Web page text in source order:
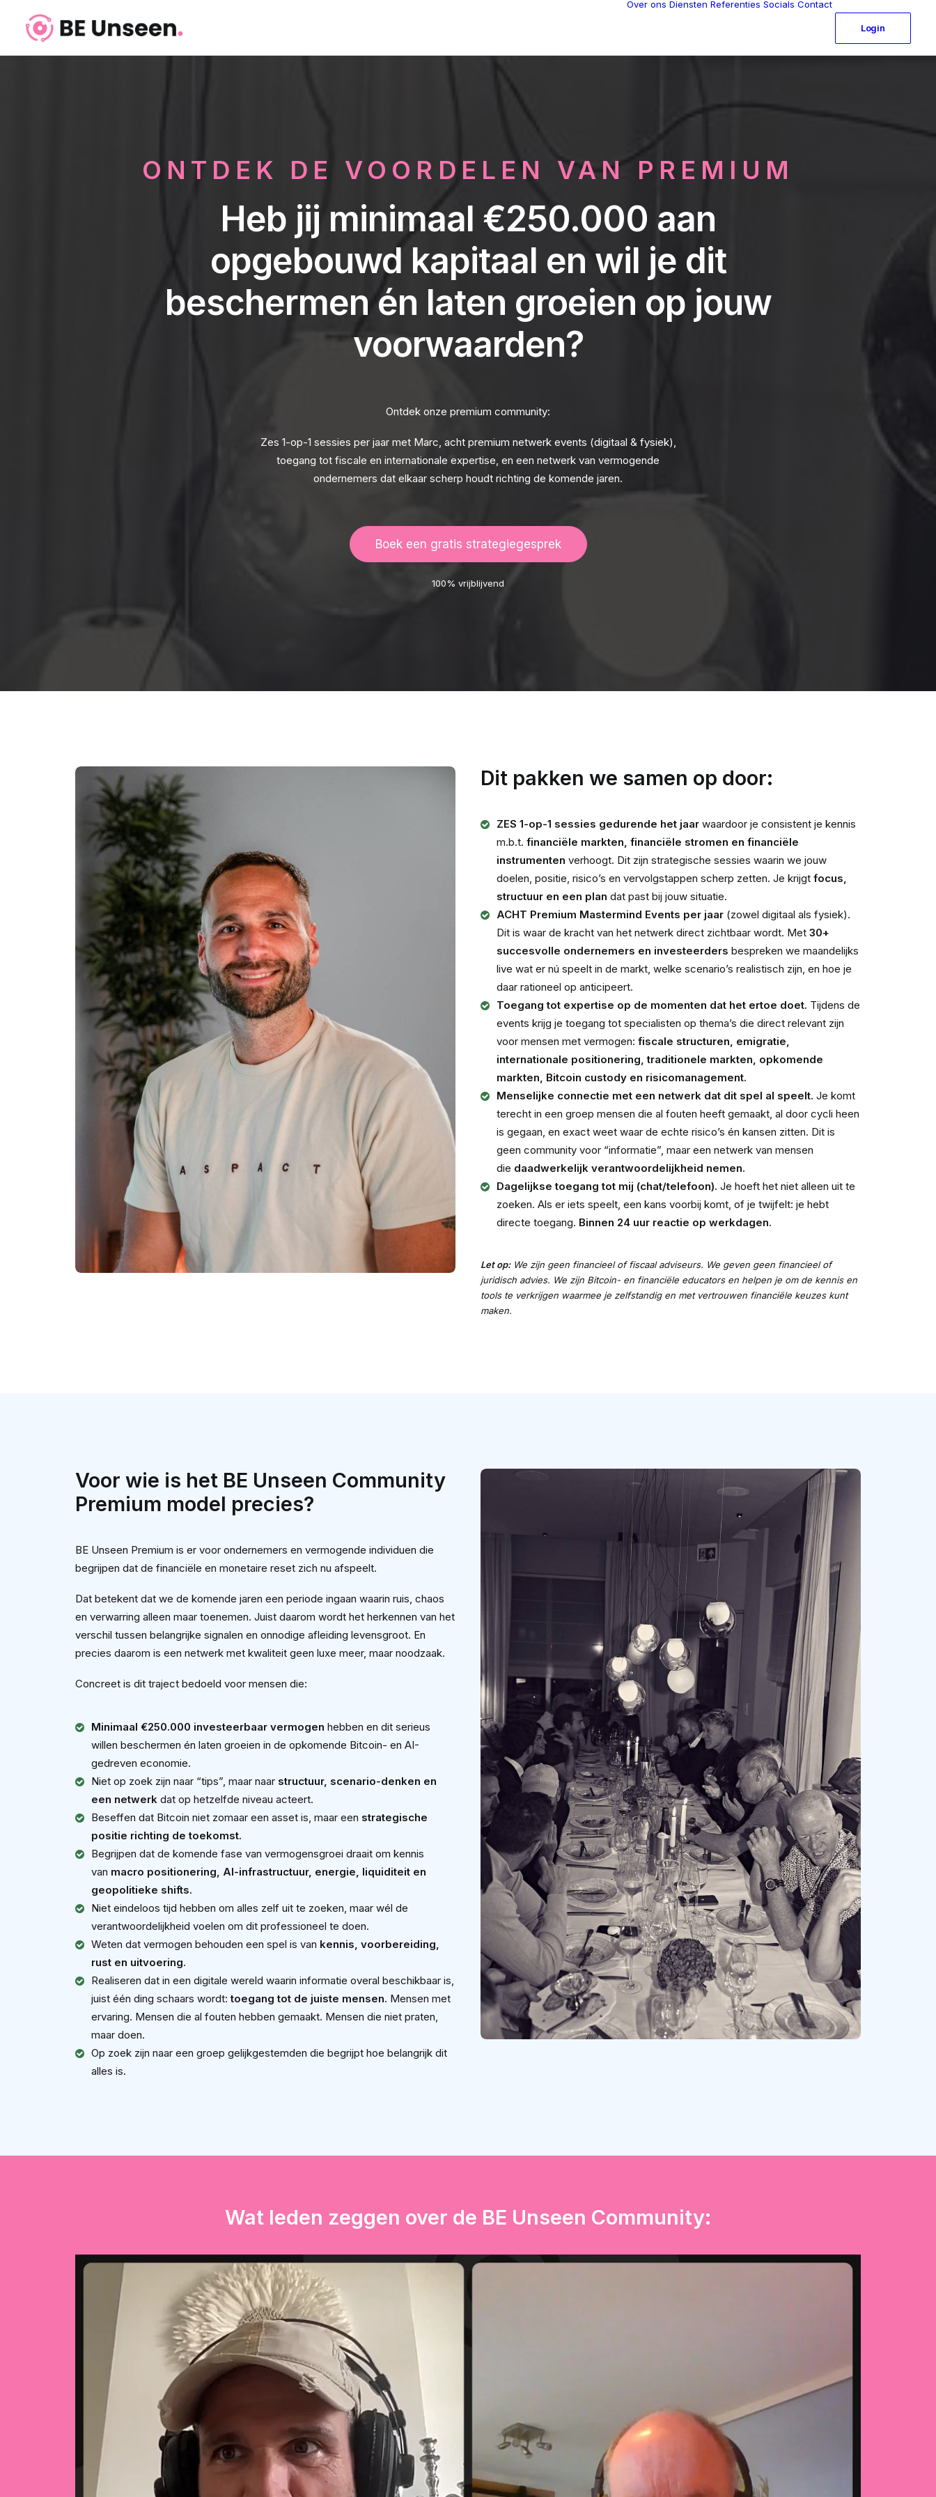
Over ons Diensten Referenties Socials Contact
Login
ONTDEK DE VOORDELEN VAN PREMIUM
Heb jij minimaal €250.000 aan
opgebouwd kapitaal en wil je dit
beschermen én laten groeien op jouw
voorwaarden?
Ontdek onze premium community:
Zes 1-op-1 sessies per jaar met Marc, acht premium netwerk events (digitaal & fysiek),
toegang tot fiscale en internationale expertise, en een netwerk van vermogende
ondernemers dat elkaar scherp houdt richting de komende jaren.
Boek een gratis strategiegesprek
100% vrijblijvend
Dit pakken we samen op door:
ZES 1-op-1 sessies gedurende het jaarwaardoor je consistent je kennis
m.b.t. financiële markten, financiële stromen en financiële
instrumenten verhoogt. Dit zijn strategische sessies waarin we jouw
doelen, positie, risico’s en vervolgstappen scherp zetten. Je krijgt focus,
structuur en een plan dat past bij jouw situatie.
ACHT Premium Mastermind Events per jaar(zowel digitaal als fysiek).
Dit is waar de kracht van het netwerk direct zichtbaar wordt. Met 30+
succesvolle ondernemers en investeerders bespreken we maandelijks
live wat er nú speelt in de markt, welke scenario’s realistisch zijn, en hoe je
daar rationeel op anticipeert.
Toegang tot expertise op de momenten dat het ertoe doet. Tijdens de
events krijg je toegang tot specialisten op thema’s die direct relevant zijn
voor mensen met vermogen: fiscale structuren, emigratie,
internationale positionering, traditionele markten, opkomende
markten, Bitcoin custody en risicomanagement.
Menselijke connectie met een netwerk dat dit spel al speelt. Je komt
terecht in een groep mensen die al fouten heeft gemaakt, al door cycli heen
is gegaan, en exact weet waar de echte risico’s én kansen zitten. Dit is
geen community voor “informatie”, maar een netwerk van mensen
die daadwerkelijk verantwoordelijkheid nemen.
Dagelijkse toegang tot mij (chat/telefoon). Je hoeft het niet alleen uit te
zoeken. Als er iets speelt, een kans voorbij komt, of je twijfelt: je hebt
directe toegang. Binnen 24 uur reactie op werkdagen.
Let op:We zijn geen financieel of fiscaal adviseurs. We geven geen financieel of
juridisch advies. We zijn Bitcoin- en financiële educators en helpen je om de kennis en
tools te verkrijgen waarmee je zelfstandig en met vertrouwen financiële keuzes kunt
maken.
Voor wie is het BE Unseen Community
Premium model precies?
BE Unseen Premium is er voor ondernemers en vermogende individuen die
begrijpen dat de financiële en monetaire reset zich nu afspeelt.
Dat betekent dat we de komende jaren een periode ingaan waarin ruis, chaos
en verwarring alleen maar toenemen. Juist daarom wordt het herkennen van het
verschil tussen belangrijke signalen en onnodige afleiding levensgroot. En
precies daarom is een netwerk met kwaliteit geen luxe meer, maar noodzaak.
Concreet is dit traject bedoeld voor mensen die:
Minimaal €250.000 investeerbaar vermogen hebben en dit serieus
willen beschermen én laten groeien in de opkomende Bitcoin- en AI-
gedreven economie.
Niet op zoek zijn naar “tips”, maar naar structuur, scenario-denken en
een netwerkdat op hetzelfde niveau acteert.
Beseffen dat Bitcoin niet zomaar een asset is, maar een strategische
positie richting de toekomst.
Begrijpen dat de komende fase van vermogensgroei draait om kennis
van macro positionering, AI-infrastructuur, energie, liquiditeit en
geopolitieke shifts.
Niet eindeloos tijd hebben om alles zelf uit te zoeken, maar wél de
verantwoordelijkheid voelen om dit professioneel te doen.
Weten dat vermogen behouden een spel is van kennis, voorbereiding,
rust en uitvoering.
Realiseren dat in een digitale wereld waarin informatie overal beschikbaar is,
juist één ding schaars wordt:toegang tot de juiste mensen. Mensen met
ervaring. Mensen die al fouten hebben gemaakt. Mensen die niet praten,
maar doen.
Op zoek zijn naar een groep gelijkgestemden die begrijpt hoe belangrijk dit
alles is.
Wat leden zeggen over de BE Unseen Community: